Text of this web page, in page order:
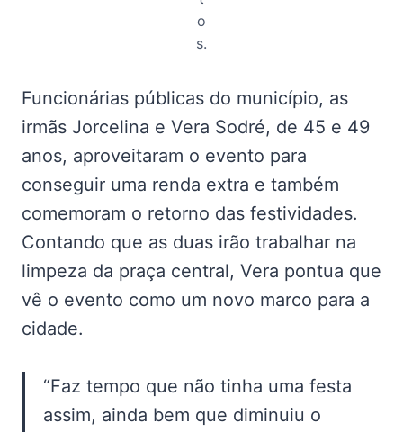
o
s.
Funcionárias públicas do município, as
irmãs Jorcelina e Vera Sodré, de 45 e 49
anos, aproveitaram o evento para
conseguir uma renda extra e também
comemoram o retorno das festividades.
Contando que as duas irão trabalhar na
limpeza da praça central, Vera pontua que
vê o evento como um novo marco para a
cidade.
“Faz tempo que não tinha uma festa
assim, ainda bem que diminuiu o